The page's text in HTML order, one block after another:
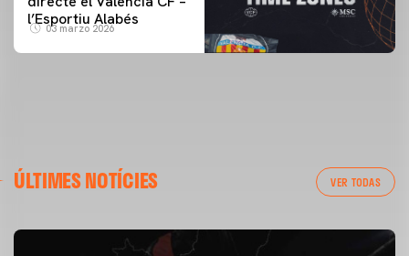
l’Esportiu Alabés
03 marzo 2026
ÚLTIMES NOTÍCIES VER TODAS